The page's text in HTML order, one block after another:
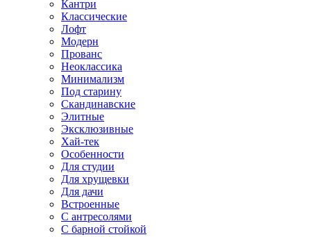
Кантри
Классические
Лофт
Модерн
Прованс
Неоклассика
Минимализм
Под старину
Скандинавские
Элитные
Эксклюзивные
Хай-тек
Особенности
Для студии
Для хрущевки
Для дачи
Встроенные
С антресолями
С барной стойкой